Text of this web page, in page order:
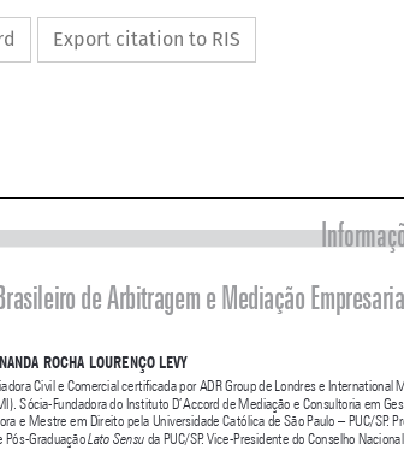
Export citation to RIS

 
Informações Gerais
brasileiro de Arbitragem e Mediação Empresarial